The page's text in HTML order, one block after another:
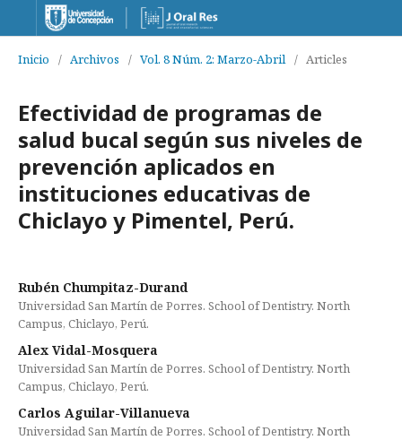
Inicio / Archivos / Vol. 8 Núm. 2: Marzo-Abril / Articles
Efectividad de programas de
salud bucal según sus niveles de
prevención aplicados en
instituciones educativas de
Chiclayo y Pimentel, Perú.
Rubén Chumpitaz-Durand
Universidad San Martín de Porres. School of Dentistry. North
Campus, Chiclayo, Perú.
Alex Vidal-Mosquera
Universidad San Martín de Porres. School of Dentistry. North
Campus, Chiclayo, Perú.
Carlos Aguilar-Villanueva
Universidad San Martín de Porres. School of Dentistry. North